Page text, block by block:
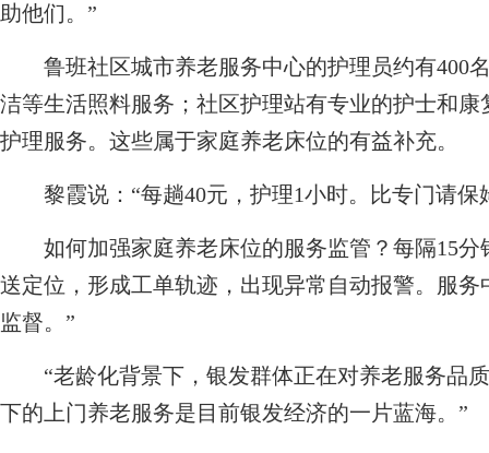
助他们。”
鲁班社区城市养老服务中心的护理员约有400
洁等生活照料服务；社区护理站有专业的护士和
护理服务。这些属于家庭养老床位的有益补充。
黎霞说：“每趟40元，护理1小时。比专门请保
如何加强家庭养老床位的服务监管？每隔15分
送定位，形成工单轨迹，出现异常自动报警。服
监督。”
“老龄化背景下，银发群体正在对养老服务品质
下的上门养老服务是目前银发经济的一片蓝海。”